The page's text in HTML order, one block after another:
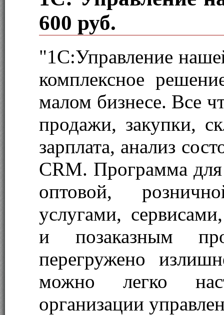
600 руб.
"1С:Управление
комплексное
малом бизнесе. Все
продажи, закупки,
зарплата, анализ
CRM. Программа для
оптовой,
услугами,
и позаказным
перегружено
можно легко
организации